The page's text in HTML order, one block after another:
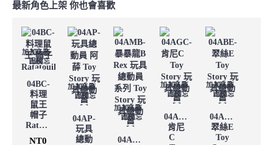
最新角色上架 你也會喜歡
加入商
品備忘
加入商品
比較
04BC-
料理
鼠王
帽子
Ratatouille
NT0
加入商
品備忘
加入商品
比較
04AP-
玩具
總動
加入商
品備忘
加入商品
比較
04AMB-
加入商
品備忘
加入商品
比較
04AGC-
肯尼
C
加入商
品備忘
加入商品
比較
04ABE-
翠絲E
Toy